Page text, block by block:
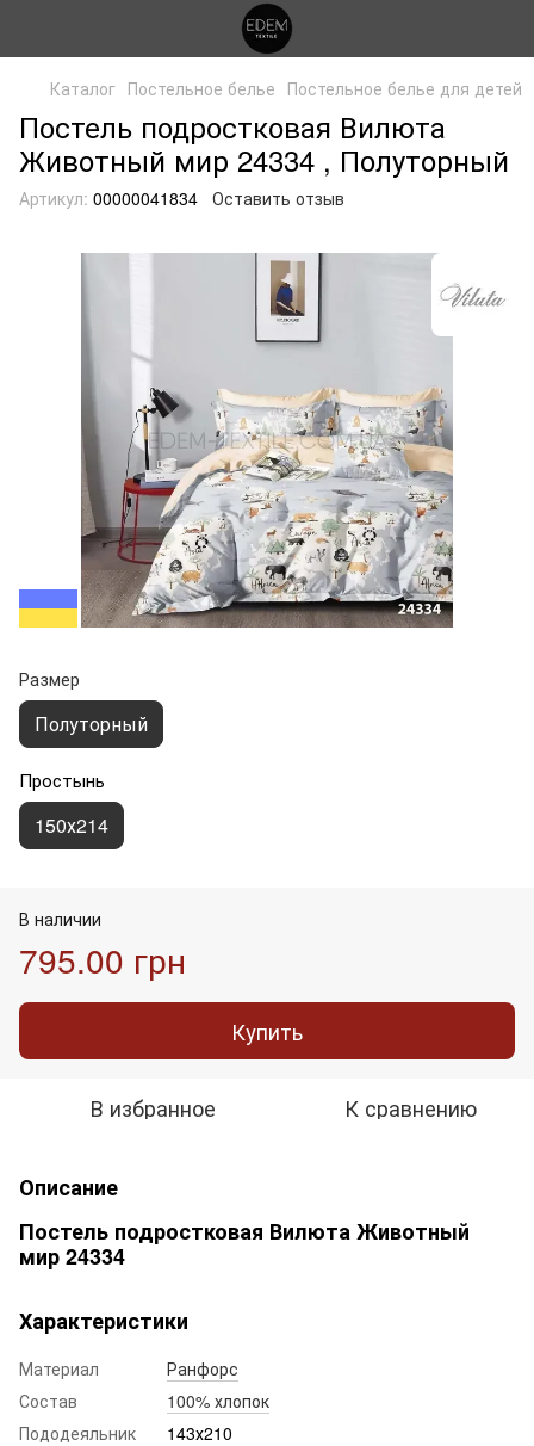
Каталог Постельное белье Постельное белье для детей
Постель подростковая Вилюта
Животный мир 24334 , Полуторный
Артикул: 00000041834 Оставить отзыв
Размер
Полуторный
Простынь
150х214
В наличии
795.00 грн
Купить
В избранное К сравнению
Описание
Постель подростковая Вилюта Животный
мир 24334
Характеристики
Материал
Ранфорс
Состав
100% хлопок
Пододеяльник
143х210